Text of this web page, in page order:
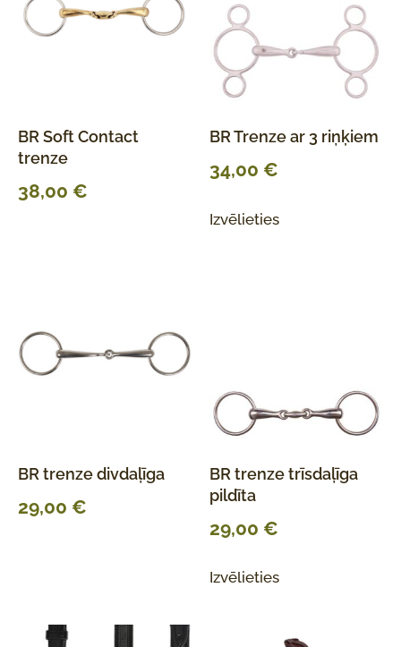
BR Soft Contact
trenze
38,00 €
BR Trenze ar 3 riņķiem
34,00 €
Izvēlieties
BR trenze divdaļīga
29,00 €
BR trenze trīsdaļīga
pildīta
29,00 €
Izvēlieties